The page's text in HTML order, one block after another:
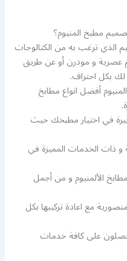
مطبخ المنيوم؟
الذي ترغب به من الكتالوجات
عصرية و مودرن أو عن طريق
بكل احتراف.
أفضل انواع مطابخ
في اختيار مطبخك حيث
و ذات الخدمات المميزة في
الألمنيوم و من أجمل
مع اعادة تركيبها بكل
على كافة خدمات